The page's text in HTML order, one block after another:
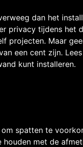
dan het
privacy tijdens het
projecten. Maar
een cent zijn.
kunt installeren.
spatten te
met de